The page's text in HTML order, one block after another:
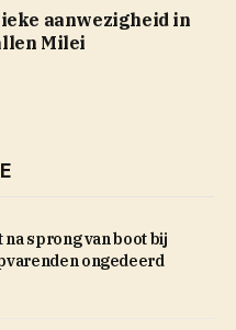
aanwezigheid in
Milei
na sprong van boot bij
ongedeerd